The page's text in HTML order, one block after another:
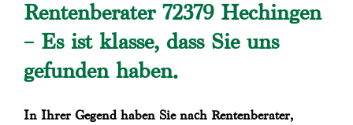
Rentenberater 72379 Hechingen
– Es ist klasse, dass Sie uns
gefunden haben.
In Ihrer Gegend haben Sie nach Rentenberater,